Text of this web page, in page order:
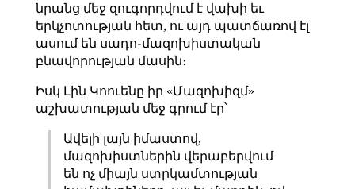
նրանց մեջ զուգորդվում է վախի եւ
երկչոտության հետ, ու այդ պատճառով էլ
ասում են սադո֊մազոխիստական
բնավորության մասին։
Իսկ Լին Կոուենը իր «Մազոխիզմ»
աշխատության մեջ գրում էր՝
Ավելի լայն իմաստով,
մազոխիստներին վերաբերվում
են ոչ միայն ստրկամտության